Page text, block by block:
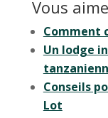
Vous
Comment
Un lodge
Conseils
Lot